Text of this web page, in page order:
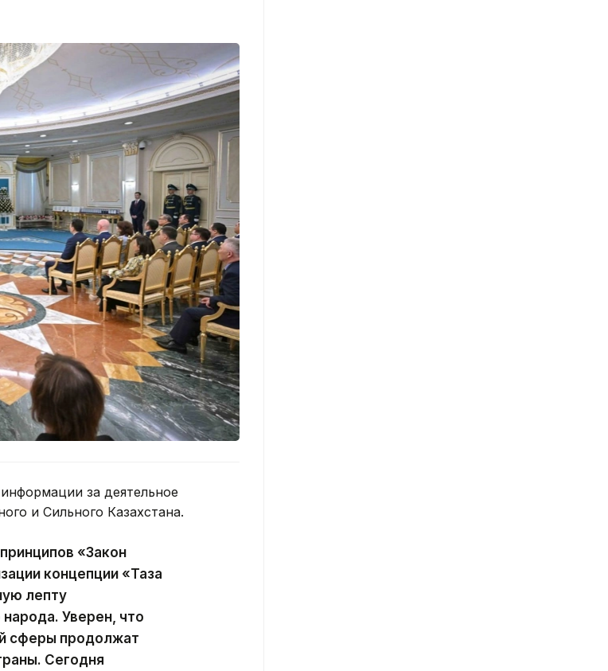
за деятельное
и Сильного Казахстана.
«Закон
концепции «Таза
лепту
Уверен, что
сферы продолжат
Сегодня